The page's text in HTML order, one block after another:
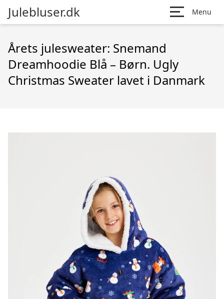
Julebluser.dk Menu
Årets julesweater: Snemand
Dreamhoodie Blå – Børn. Ugly
Christmas Sweater lavet i Danmark